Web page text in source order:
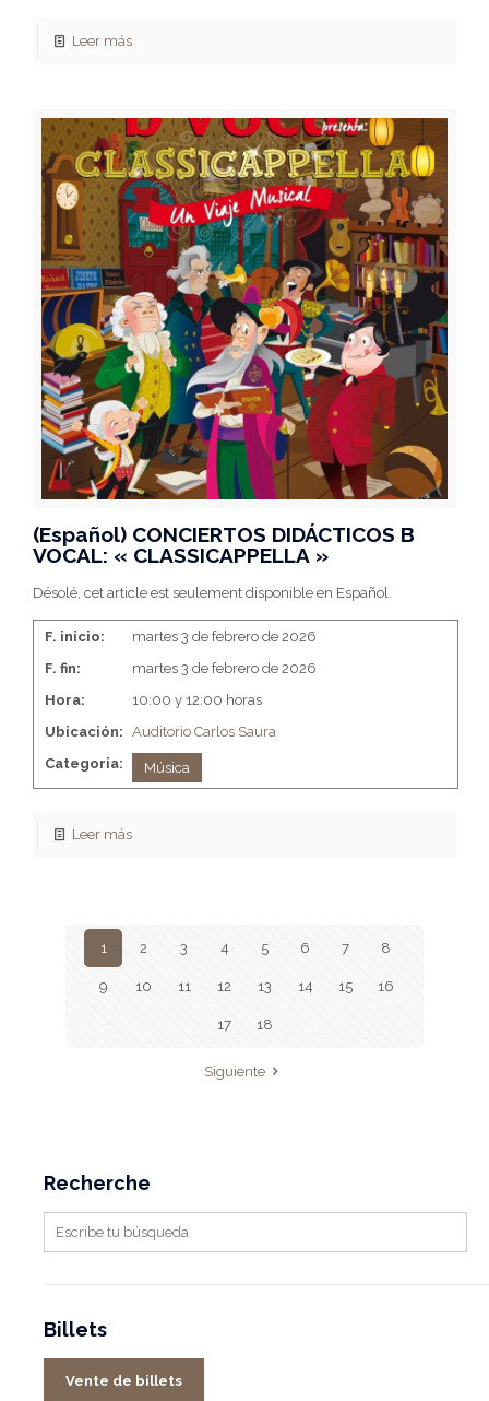
Leer más
(Español) CONCIERTOS DIDÁCTICOS B
VOCAL: « CLASSICAPPELLA »
Désolé, cet article est seulement disponible en Español.
F. inicio:
martes 3 de febrero de 2026
F. fin:
martes 3 de febrero de 2026
Hora:
10:00 y 12:00 horas
Ubicación: Auditorio Carlos Saura
Categoria:
Música
Leer más
1 2 3 4 5 6 7 8
9 10 11 12 13 14 15 16
17 18
Siguiente
Recherche
Billets
Vente de billets